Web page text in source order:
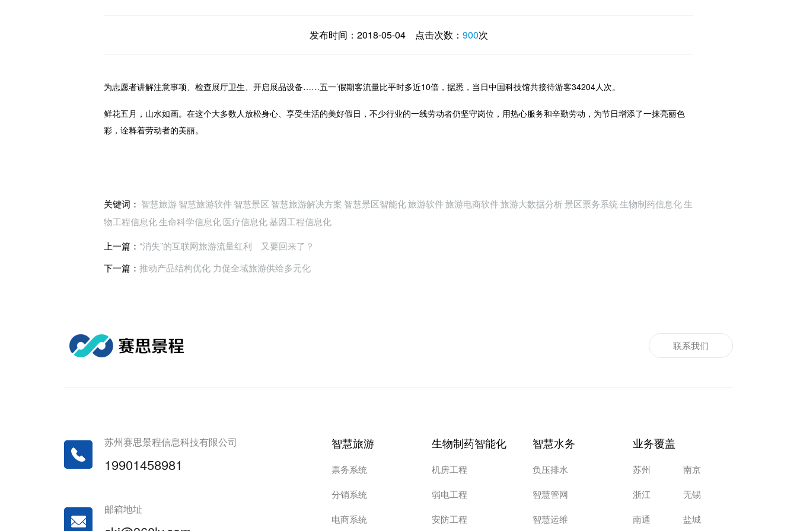
发布时间： 2018-05-04点击次数： 900次
为志愿者讲解注意事项、检查展厅卫生、开启展品设备……五一’假期客流量比平时多近10倍，据悉，当日中国科技馆共接待游客34204人次。
鲜花五月，山水如画。在这个大多数人放松身心、享受生活的美好假日，不少行业的一线劳动者仍坚守岗位，用热心服务和辛勤劳动，为节日增添了一抹亮丽色
彩，诠释着劳动者的美丽。
关键词： 智慧旅游 智慧旅游软件 智慧景区 智慧旅游解决方案 智慧景区智能化旅游软件旅游电商软件旅游大数据分析景区票务系统生物制药信息化生
物工程信息化生命科学信息化 医疗信息化 基因工程信息化
上一篇： “消失”的互联网旅游流量红利 又要回来了？
下一篇： 推动产品结构优化 力促全域旅游供给多元化
联系我们
苏州赛思景程信息科技有限公司
19901458981
邮箱地址
智慧旅游
票务系统
分销系统
电商系统
生物制药智能化
机房工程
弱电工程
安防工程
智慧水务
负压排水
智慧管网
智慧运维
业务覆盖
苏州
南京
浙江
无锡
南通
盐城